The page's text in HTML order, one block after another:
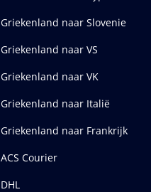
Griekenland naar Slovenie
Griekenland naar VS
Griekenland naar VK
Griekenland naar Italië
Griekenland naar Frankrijk
ACS Courier
DHL